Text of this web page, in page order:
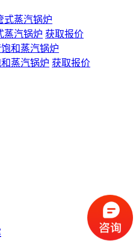
蒸汽锅炉 获取报价
蒸汽锅炉 获取报价